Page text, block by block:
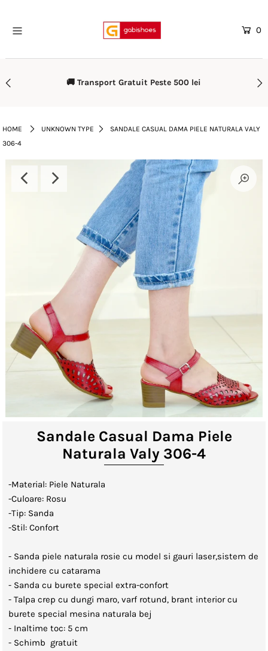
0
🚚 Transport Gratuit Peste 500 lei
HOME UNKNOWN TYPE
SANDALE CASUAL DAMA PIELE NATURALA VALY
306-4
Sandale Casual Dama Piele
Naturala Valy 306-4
-Material: Piele Naturala
-Culoare: Rosu
-Tip: Sanda
-Stil: Confort
- Sanda piele naturala rosie cu model si gauri laser,sistem de
inchidere cu catarama
- Sanda cu burete special extra-confort
- Talpa crep cu dungi maro, varf rotund, brant interior cu
burete special mesina naturala bej
- Inaltime toc: 5 cm
- Schimb gratuit
Mega Oferte
Barbati
Rieker
Catalog
Contact
Autentificare sau creeaza cont